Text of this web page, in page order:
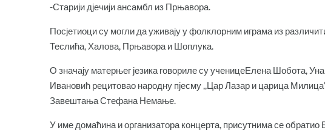
-Старији дјечији ансамбл из Прњавора.
Посјетиоци су могли да уживају у фолклорним играма из
Теслића, Халова, Прњавора и Шоплука.
О значају матерњег језика говориле су ученицеЕлена Шобота,
Ивановић рецитовао народну пјесму ,,Цар Лазар и царица
Завештања Стефана Немање.
У име домаћина и организатора концерта, присутнима се